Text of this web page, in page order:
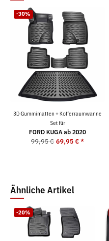
-30%
3D Gummimatten + Kofferraumwanne
Set für
FORD KUGA ab 2020
99,95 € 69,95 €*
Ähnliche Artikel
-20%